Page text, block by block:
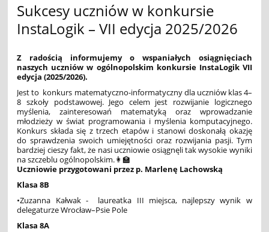
Sukcesy uczniów w konkursie
InstaLogik – VII edycja 2025/2026
Z radością informujemy o wspaniałych osiągnięciach
naszych uczniów w ogólnopolskim konkursie InstaLogik VII
edycja (2025/2026).
Jest to konkurs matematyczno-informatyczny dla uczniów klas 4–
8 szkoły podstawowej. Jego celem jest rozwijanie logicznego
myślenia, zainteresowań matematyką oraz wprowadzanie
młodzieży w świat programowania i myślenia komputacyjnego.
Konkurs składa się z trzech etapów i stanowi doskonałą okazję
do sprawdzenia swoich umiejętności oraz rozwijania pasji. Tym
bardziej cieszy fakt, że nasi uczniowie osiągnęli tak wysokie wyniki
na szczeblu ogólnopolskim.👩‍🏫
Uczniowie przygotowani przez p. Marlenę Lachowską
Klasa 8B
•Zuzanna Kałwak - laureatka III miejsca, najlepszy wynik w
delegaturze Wrocław–Psie Pole
Klasa 8A